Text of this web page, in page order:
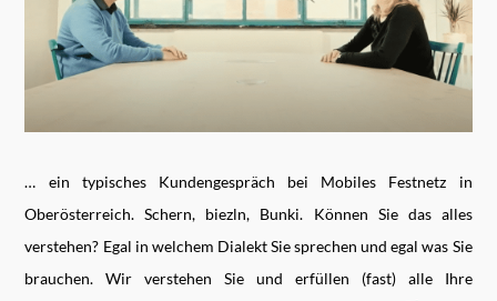
… ein typisches Kundengespräch bei Mobiles Festnetz in
Oberösterreich. Schern, biezln, Bunki. Können Sie das alles
verstehen? Egal in welchem Dialekt Sie sprechen und egal was Sie
brauchen. Wir verstehen Sie und erfüllen (fast) alle Ihre